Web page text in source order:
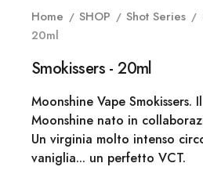
Home SHOP Shot Series
20ml
Smokissers - 20ml
Moonshine Vape Smokissers.
Moonshine nato in
Un virginia molto intenso
vaniglia... un perfetto VCT.